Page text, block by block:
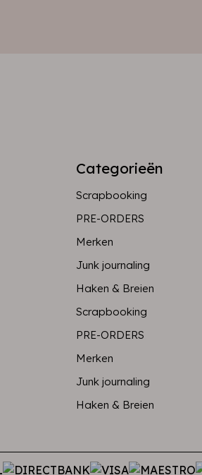
Categorieën
Scrapbooking
PRE-ORDERS
Merken
Junk journaling
Haken & Breien
Scrapbooking
PRE-ORDERS
Merken
Junk journaling
Haken & Breien